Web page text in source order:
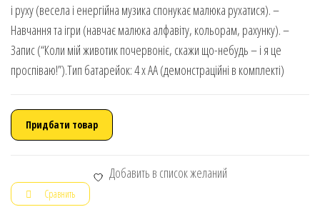
і руху (весела і енергійна музика спонукає малюка рухатися). –
Навчання та ігри (навчає малюка алфавіту, кольорам, рахунку). –
Запис (“Коли мій животик почервоніє, скажи що-небудь – і я це
проспіваю!”).Тип батарейок: 4 x АА (демонстраційні в комплекті)
Придбати товар
Добавить в список желаний
Сравнить